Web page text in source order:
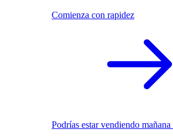
Comienza con rapidez
Podrías estar vendiendo